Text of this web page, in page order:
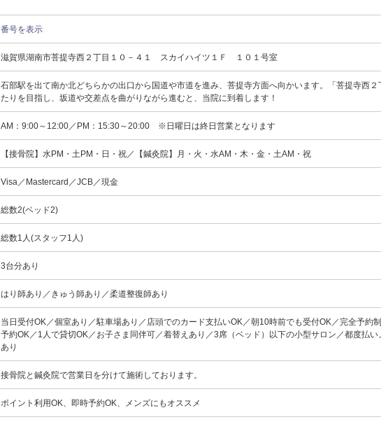
番号を表示
滋賀県湖南市菩提寺西２丁目１０－４１ スカイハイツ１Ｆ １０１号室
石部駅を出て南か北どちらかの出口から国道や市道を進み、菩提寺方面へ向かいます。「菩提寺西２
たりを目指し、坂道や交差点を曲がりながら進むと、当院に到着します！
AM：9:00～12:00／PM：15:30～20:00 ※日曜日は終日営業となります
【接骨院】水PM・土PM・日・祝／【鍼灸院】月・火・水AM・木・金・土AM・祝
Visa／Mastercard／JCB／現金
総数2(ベッド2)
総数1人(スタッフ1人)
3台分あり
はり師あり／きゅう師あり／柔道整復師あり
当日受付OK／個室あり／駐車場あり／店頭でのカード支払いOK／朝10時前でも受付OK／完全予約
予約OK／1人で貸切OK／お子さま同伴可／着替えあり／3席（ベッド）以下の小型サロン／都度払い
あり
接骨院と鍼灸院で営業日を分けて施術しております。
ポイント利用OK、即時予約OK、メンズにもオススメ